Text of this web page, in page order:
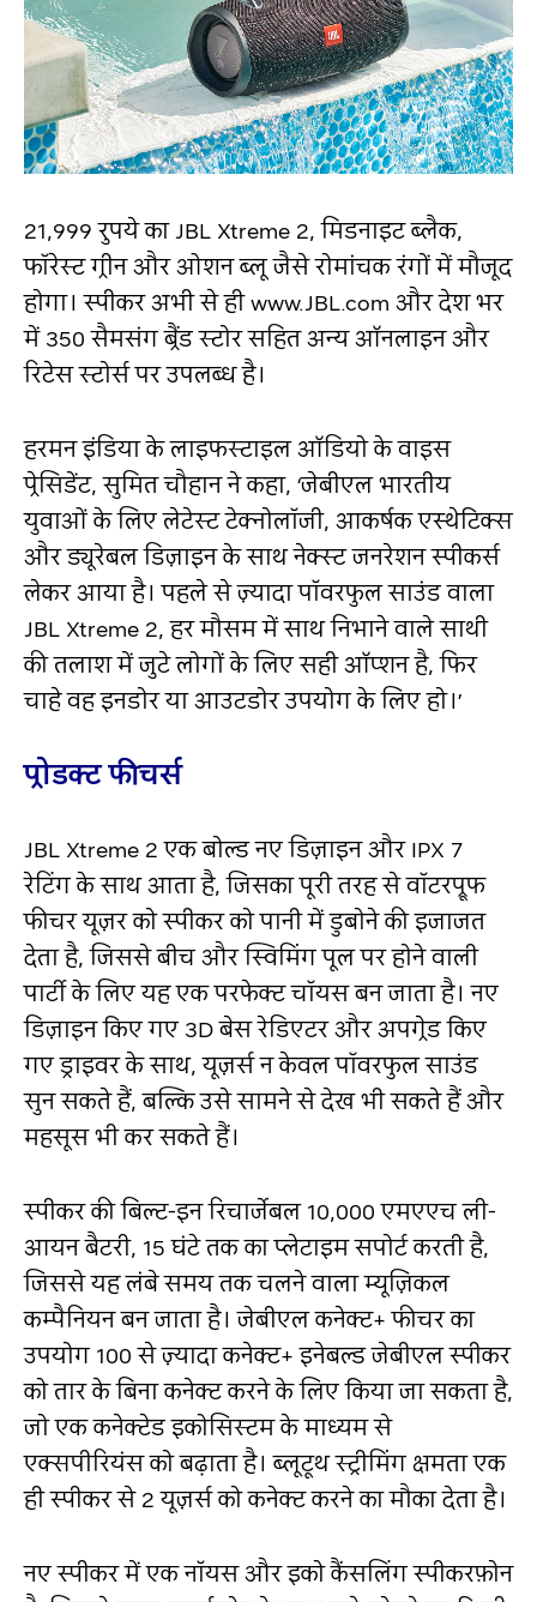
21,999 रुपये का JBL Xtreme 2, मिडनाइट ब्लैक,
फॉरेस्ट ग्रीन और ओशन ब्लू जैसे रोमांचक रंगों में मौजूद
होगा। स्पीकर अभी से ही www.JBL.com और देश भर
में 350 सैमसंग ब्रैंड स्टोर सहित अन्य ऑनलाइन और
रिटेस स्टोर्स पर उपलब्ध है।
हरमन इंडिया के लाइफस्टाइल ऑडियो के वाइस
प्रेसिडेंट, सुमित चौहान ने कहा, ‘जेबीएल भारतीय
युवाओं के लिए लेटेस्ट टेक्नोलॉजी, आकर्षक एस्थेटिक्स
और ड्यूरेबल डिज़ाइन के साथ नेक्स्ट जनरेशन स्पीकर्स
लेकर आया है। पहले से ज़्यादा पॉवरफुल साउंड वाला
JBL Xtreme 2, हर मौसम में साथ निभाने वाले साथी
की तलाश में जुटे लोगों के लिए सही ऑप्शन है, फिर
चाहे वह इनडोर या आउटडोर उपयोग के लिए हो।’
प्रोडक्ट फीचर्स
JBL Xtreme 2 एक बोल्ड नए डिज़ाइन और IPX 7
रेटिंग के साथ आता है, जिसका पूरी तरह से वॉटरप्रूफ
फीचर यूज़र को स्पीकर को पानी में डुबोने की इजाजत
देता है, जिससे बीच और स्विमिंग पूल पर होने वाली
पार्टी के लिए यह एक परफेक्ट चॉयस बन जाता है। नए
डिज़ाइन किए गए 3D बेस रेडिएटर और अपग्रेड किए
गए ड्राइवर के साथ, यूज़र्स न केवल पॉवरफुल साउंड
सुन सकते हैं, बल्कि उसे सामने से देख भी सकते हैं और
महसूस भी कर सकते हैं।
स्पीकर की बिल्ट-इन रिचार्जेबल 10,000 एमएएच ली-
आयन बैटरी, 15 घंटे तक का प्लेटाइम सपोर्ट करती है,
जिससे यह लंबे समय तक चलने वाला म्यूज़िकल
कम्पैनियन बन जाता है। जेबीएल कनेक्ट+ फीचर का
उपयोग 100 से ज़्यादा कनेक्ट+ इनेबल्ड जेबीएल स्पीकर
को तार के बिना कनेक्ट करने के लिए किया जा सकता है,
जो एक कनेक्टेड इकोसिस्टम के माध्यम से
एक्सपीरियंस को बढ़ाता है। ब्लूटूथ स्ट्रीमिंग क्षमता एक
ही स्पीकर से 2 यूज़र्स को कनेक्ट करने का मौका देता है।
नए स्पीकर में एक नॉयस और इको कैंसलिंग स्पीकरफ़ोन